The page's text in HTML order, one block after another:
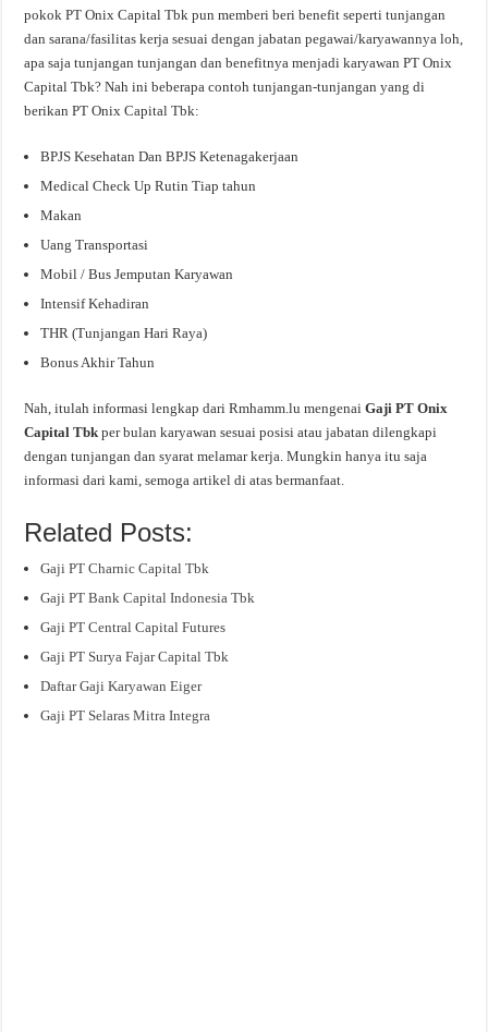
pokok PT Onix Capital Tbk pun memberi beri benefit seperti tunjangan
dan sarana/fasilitas kerja sesuai dengan jabatan pegawai/karyawannya loh,
apa saja tunjangan tunjangan dan benefitnya menjadi karyawan PT Onix
Capital Tbk? Nah ini beberapa contoh tunjangan-tunjangan yang di
berikan PT Onix Capital Tbk:
BPJS Kesehatan Dan BPJS Ketenagakerjaan
Medical Check Up Rutin Tiap tahun
Makan
Uang Transportasi
Mobil / Bus Jemputan Karyawan
Intensif Kehadiran
THR (Tunjangan Hari Raya)
Bonus Akhir Tahun
Nah, itulah informasi lengkap dari Rmhamm.lu mengenaiGaji PT Onix
Capital Tbkper bulan karyawan sesuai posisi atau jabatan dilengkapi
dengan tunjangan dan syarat melamar kerja. Mungkin hanya itu saja
informasi dari kami, semoga artikel di atas bermanfaat.
Related Posts:
Gaji PT Charnic Capital Tbk
Gaji PT Bank Capital Indonesia Tbk
Gaji PT Central Capital Futures
Gaji PT Surya Fajar Capital Tbk
Daftar Gaji Karyawan Eiger
Gaji PT Selaras Mitra Integra